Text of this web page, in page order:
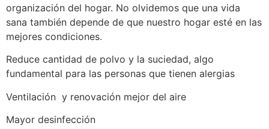
organización del hogar. No olvidemos que una vida
sana también depende de que nuestro hogar esté en las
mejores condiciones.
Reduce cantidad de polvo y la suciedad, algo
fundamental para las personas que tienen alergias
Ventilación y renovación mejor del aire
Mayor desinfección